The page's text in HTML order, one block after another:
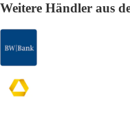
Weitere Händler aus